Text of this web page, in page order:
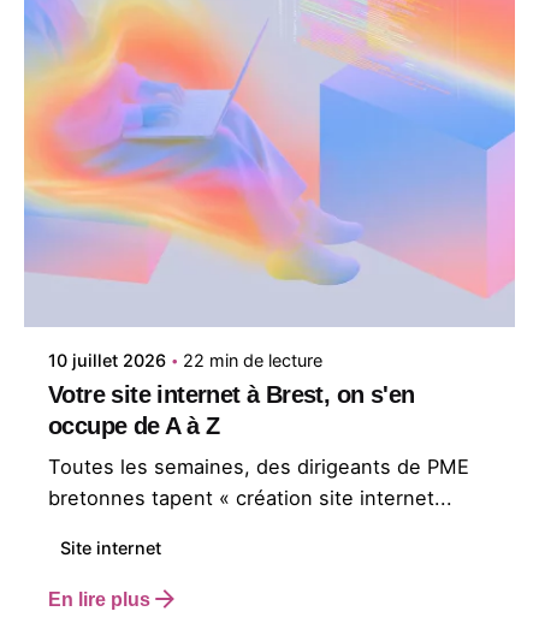
Posté par
Studio en Tête
10 juillet 2026 22 min de lecture
Votre site internet à Brest, on s'en
occupe de A à Z
Toutes les semaines, des dirigeants de PME
bretonnes tapent « création site internet...
Site internet
En lire plus